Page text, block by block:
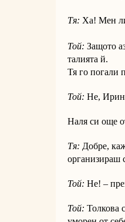
Тя: Ха! Мен
Той: Защото
талията й.
Тя го погали
Той: Не,
Наля си още
Тя: Добре,
организираш
Той: Не! –
Той: Толкова